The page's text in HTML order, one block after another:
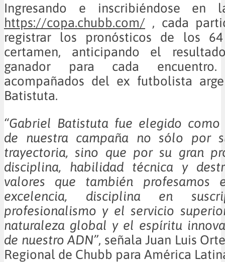
Ingresando e inscribiéndose en
https://copa.chubb.com/ , cada
registrar los pronósticos de los
certamen, anticipando el
ganador para cada
acompañados del ex futbolista
Batistuta.
“Gabriel Batistuta fue elegido como
de nuestra campaña no sólo por
trayectoria, sino que por su gran
disciplina, habilidad técnica y
valores que también profesamos
excelencia, disciplina en
profesionalismo y el servicio
naturaleza global y el espíritu
de nuestro ADN”, señala Juan Luis
Regional de Chubb para América